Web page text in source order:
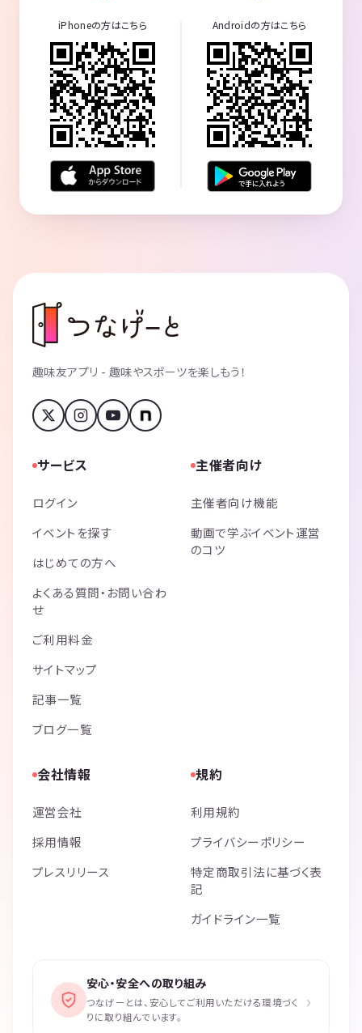
iPhoneの方はこちら Androidの方はこちら
趣味友アプリ - 趣味やスポーツを楽しもう！
サービス
ログイン
イベントを探す
はじめての方へ
よくある質問・お問い合わ
せ
ご利用料金
サイトマップ
記事一覧
ブログ一覧
主催者向け
主催者向け機能
動画で学ぶイベント運営
のコツ
会社情報
運営会社
採用情報
プレスリリース
規約
利用規約
プライバシーポリシー
特定商取引法に基づく表
記
ガイドライン一覧
安心・安全への取り組み
つなげーとは、安心してご利用いただける環境づく
りに取り組んでいます。
›